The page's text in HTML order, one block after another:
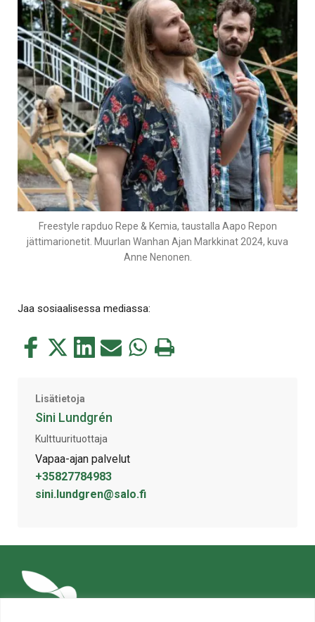
Freestyle rapduo Repe & Kemia, taustalla Aapo Repon
jättimarionetit. Muurlan Wanhan Ajan Markkinat 2024, kuva
Anne Nenonen.
Jaa sosiaalisessa mediassa:
Jaa
Jaa
Jaa Jaa Jaa Tulosta
Lisätietoja
Sini Lundgrén
Kulttuurituottaja
Vapaa-ajan palvelut
+35827784983
sini.lundgren@salo.fi